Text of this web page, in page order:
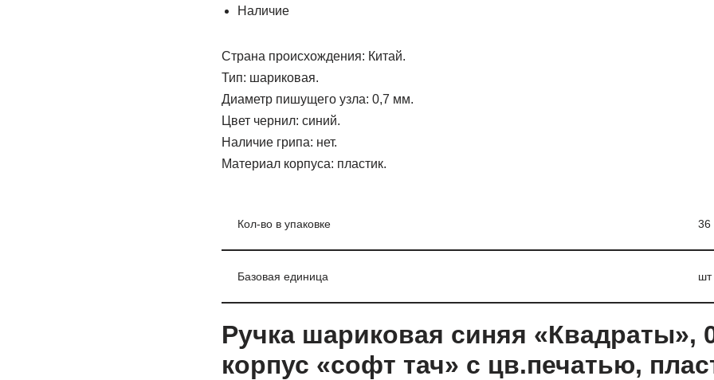
Наличие
Страна происхождения: Китай.
Тип: шариковая.
Диаметр пишущего узла: 0,7 мм.
Цвет чернил: синий.
Наличие грипа: нет.
Материал корпуса: пластик.
Кол-во в упаковке 36
Базовая единица шт
Ручка шариковая синяя «Квадраты»,
корпус «софт тач» с цв.печатью,